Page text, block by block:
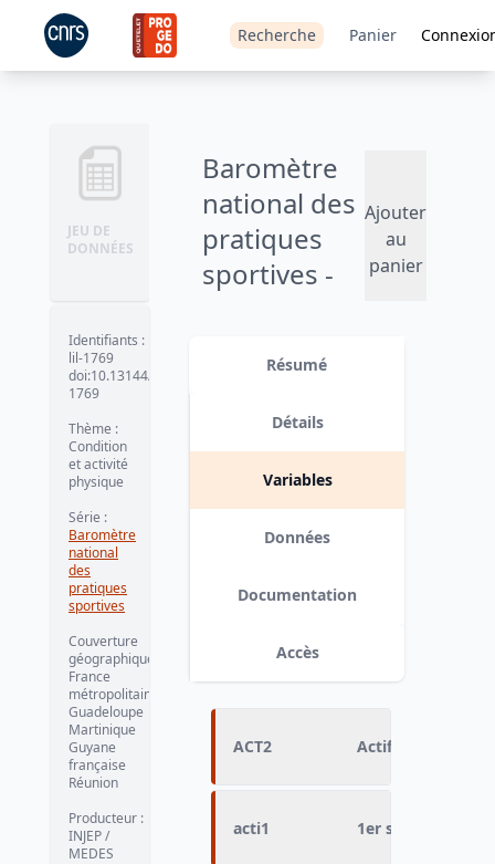
Recherche Panier
JEU DE
DONNÉES
Baromètre
national des
pratiques
sportives -
Ajouter
au
panier
Identifiants :
lil-1769
doi:10.13144/lil-
1769
Thème :
Condition
et activité
physique
Série :
Baromètre
national
des
pratiques
sportives
Couverture
géographique
France
métropolitaine
Guadeloupe
Martinique
Guyane
française
Réunion
Producteur :
INJEP /
MEDES
Résumé
Détails
Variables
Données
Documentation
Accès
ACT2 Actif recodé
acti1 1er sport pratiqué